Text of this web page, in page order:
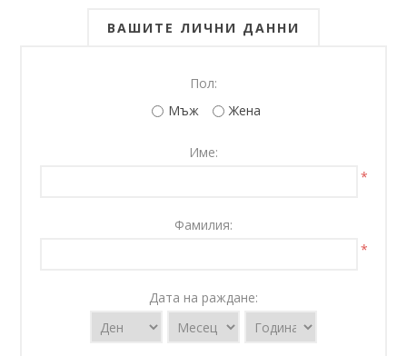
ВАШИТЕ ЛИЧНИ ДАННИ
Пол:
Мъж
Жена
Име:
*
Фамилия:
*
Дата на раждане: